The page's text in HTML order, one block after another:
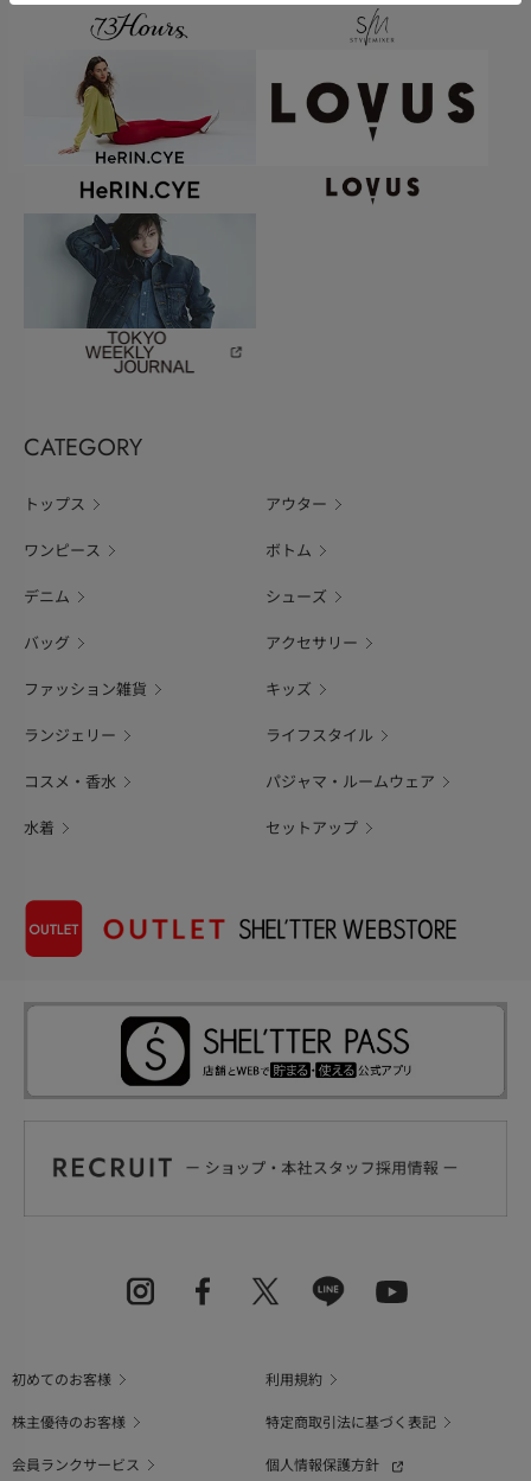
CATEGORY
トップス アウター
ワンピース ボトム
デニム シューズ
バッグ アクセサリー
ファッション雑貨 キッズ
ランジェリー ライフスタイル
コスメ・香水 パジャマ・ルームウェア
水着 セットアップ
初めてのお客様
利用規約
株主優待のお客様
特定商取引法に基づく表記
会員ランクサービス
個人情報保護方針